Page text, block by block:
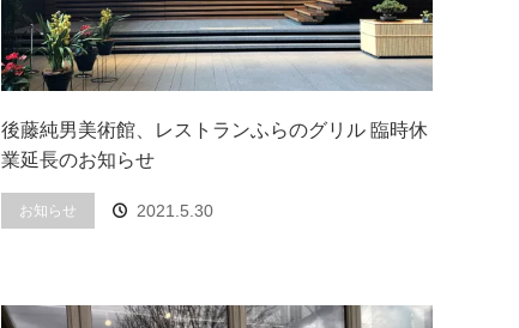
後藤純男美術館、レストランふらのグリル 臨時休
業延長のお知らせ
お知らせ 2021.5.30